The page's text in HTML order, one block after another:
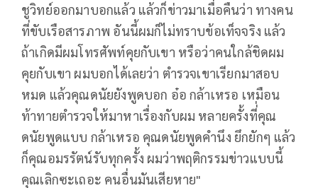
ชูวิทย์ออกมาบอกแล้ว แล้วก็ข่าวมาเมื่อคืนว่า ทางคน
ที่ขับเรือสารภาพ อันนี้ผมก็ไม่ทราบข้อเท็จจริง แล้ว
ถ้าเกิดมีผมโทรศัพท์คุยกับเขา หรือว่าคนใกล้ชิดผม
คุยกับเขา ผมบอกได้เลยว่า ตำรวจเขาเรียกมาสอบ
หมด แล้วคุณดนัยยังพูดบอก อ๋อ กล้าเหรอ เหมือน
ท้าทายตำรวจให้มาหาเรื่องกับผม หลายครั้งที่่คุณ
ดนัยพูดแบบ กล้าเหรอ คุณดนัยพูดคำนึง ยึกยักๆ แล้ว
ก็คุณอมรรัตน์รับทุกครั้ง ผมว่าพฤติกรรมข่าวแบบนี้
คุณเลิกซะเถอะ คนอื่นมันเสียหาย"